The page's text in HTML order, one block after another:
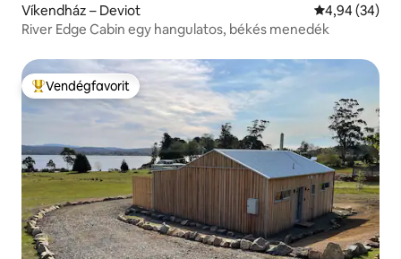
Víkendház – Deviot Átlagos
4,94 (34)
River Edge Cabin egy hangulatos, békés menedék
Kiemelt vendégfavorit
Vendégfavorit